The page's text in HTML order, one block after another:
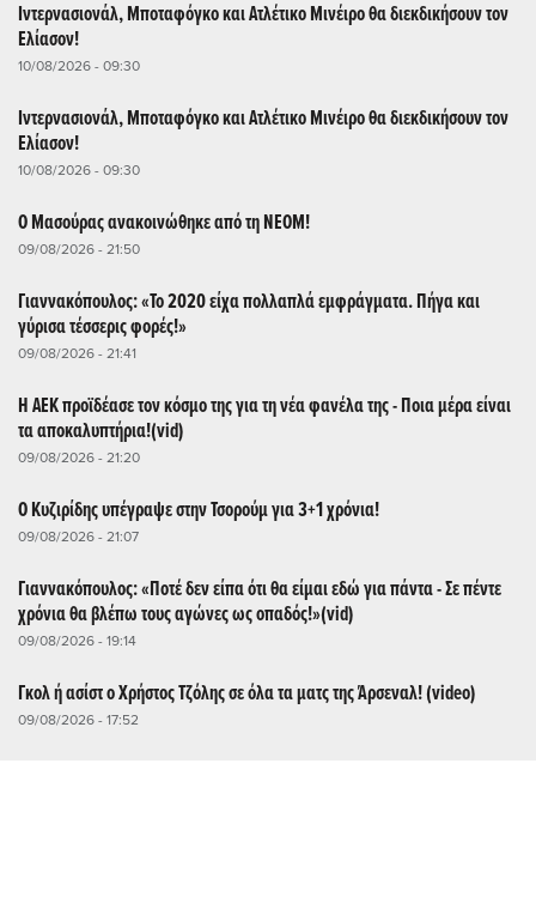
Ιντερνασιονάλ, Μποταφόγκο και Ατλέτικο Μινέιρο θα διεκδικήσουν τον
Ελίασον!
10/08/2026 - 09:30
Ιντερνασιονάλ, Μποταφόγκο και Ατλέτικο Μινέιρο θα διεκδικήσουν τον
Ελίασον!
10/08/2026 - 09:30
O Μασούρας ανακοινώθηκε από τη ΝΕΟΜ!
09/08/2026 - 21:50
Γιαννακόπουλος: «Το 2020 είχα πολλαπλά εμφράγματα. Πήγα και
γύρισα τέσσερις φορές!»
09/08/2026 - 21:41
Η ΑΕΚ προϊδέασε τον κόσμο της για τη νέα φανέλα της - Ποια μέρα είναι
τα αποκαλυπτήρια!(vid)
09/08/2026 - 21:20
Ο Κυζιρίδης υπέγραψε στην Τσορούμ για 3+1 χρόνια!
09/08/2026 - 21:07
Γιαννακόπουλος: «Ποτέ δεν είπα ότι θα είμαι εδώ για πάντα - Σε πέντε
χρόνια θα βλέπω τους αγώνες ως οπαδός!»(vid)
09/08/2026 - 19:14
Γκολ ή ασίστ ο Χρήστος Τζόλης σε όλα τα ματς της Άρσεναλ! (video)
09/08/2026 - 17:52